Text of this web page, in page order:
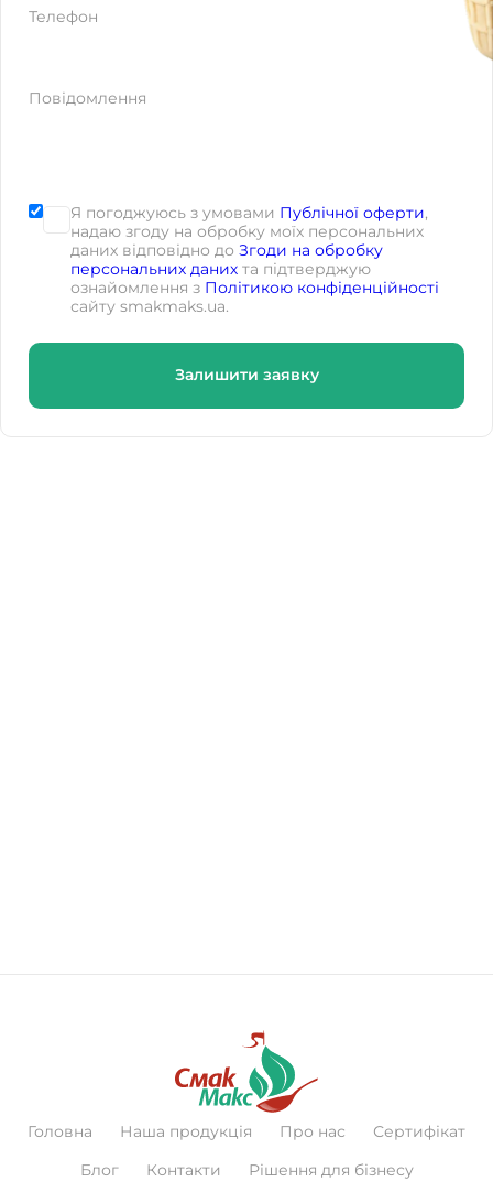
Телефон
Повідомлення
Я погоджуюсь з умовами Публічної оферти,
надаю згоду на обробку моїх персональних
даних відповідно до Згоди на обробку
персональних даних та підтверджую
ознайомлення з Політикою конфіденційності
сайту smakmaks.ua.
Залишити заявку
Головна Наша продукція Про нас
Сертифікат
Блог
Контакти Рішення для бізнесу